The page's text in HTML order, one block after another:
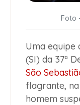
Foto
Uma equipe
(SI) da 37ª
São
flagrante,
homem